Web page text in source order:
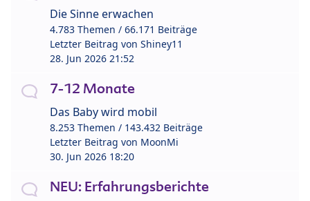
Die Sinne erwachen
4.783 Themen / 66.171 Beiträge
Letzter Beitrag von Shiney11
28. Jun 2026 21:52
7-12 Monate
Das Baby wird mobil
8.253 Themen / 143.432 Beiträge
Letzter Beitrag von MoonMi
30. Jun 2026 18:20
NEU: Erfahrungsberichte